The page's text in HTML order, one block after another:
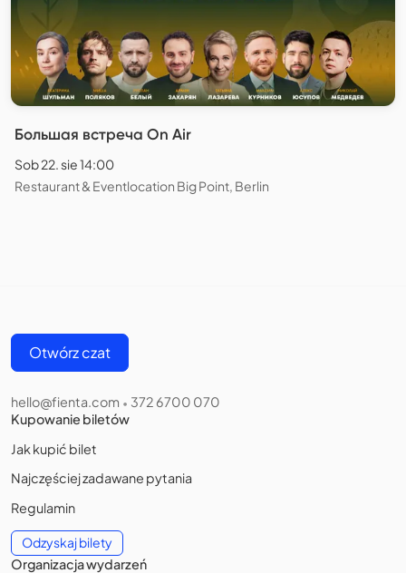
Большая встреча On Air
Sob 22. sie 14:00
Restaurant & Eventlocation Big Point, Berlin
Otwórz czat
hello@fienta.com • 372 6700 070
Kupowanie biletów
Jak kupić bilet
Najczęściej zadawane pytania
Regulamin
Odzyskaj bilety
Organizacja wydarzeń